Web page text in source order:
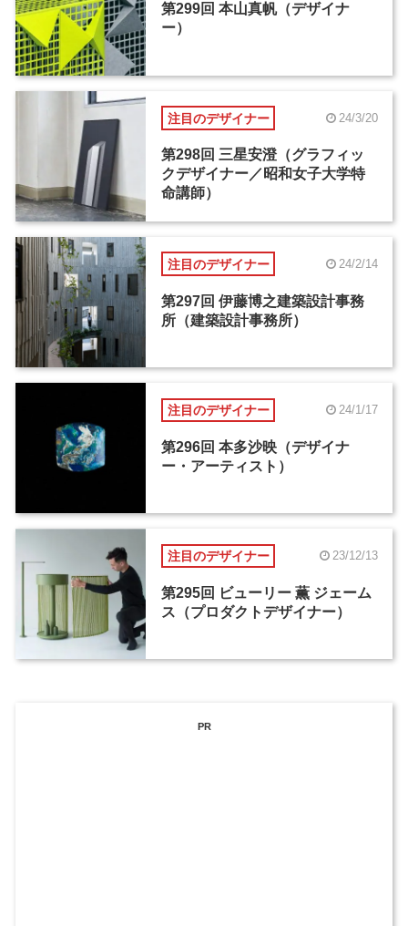
第299回 本山真帆（デザイナ
ー）
注目のデザイナー 24/3/20
第298回 三星安澄（グラフィッ
クデザイナー／昭和女子大学特
命講師）
注目のデザイナー 24/2/14
第297回 伊藤博之建築設計事務
所（建築設計事務所）
注目のデザイナー 24/1/17
第296回 本多沙映（デザイナ
ー・アーティスト）
注目のデザイナー 23/12/13
第295回 ビューリー 薫 ジェーム
ス（プロダクトデザイナー）
PR